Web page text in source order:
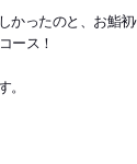
かったのと、お鮨
ース！